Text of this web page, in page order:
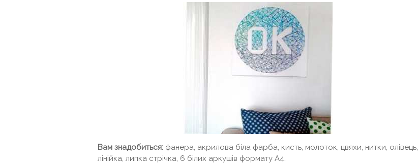
Вам знадобиться: фанера, акрилова біла фарба, кисть, молоток, цвяхи, нитки, олівець,
лінійка, липка стрічка, 6 білих аркушів формату А4.